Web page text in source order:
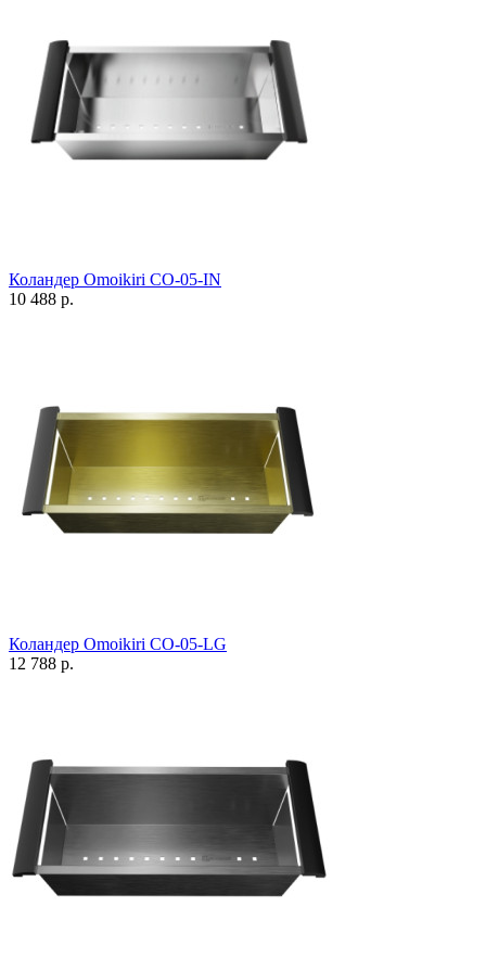
Коландер Omoikiri CO-05-IN
10 488 р.
Коландер Omoikiri CO-05-LG
12 788 р.